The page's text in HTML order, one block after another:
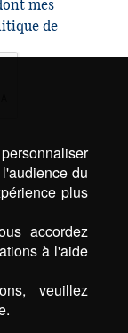
mes
de
du
plus
accordez
à l'aide
veuillez